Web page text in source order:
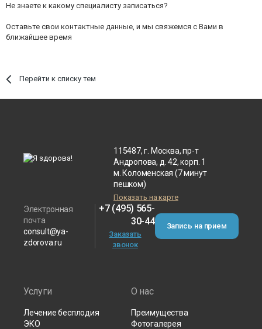
Не знаете к какому специалисту записаться?
Оставьте свои контактные данные, и мы свяжемся с Вами в
ближайшее время
Перейти к списку тем
115487, г. Москва, пр-т
Андропова, д. 42, корп. 1
м. Коломенская (7 минут
пешком)
Показать на карте
Электронная
почта
consult@ya-
zdorova.ru
+7 (495) 565-
30-44
Заказать
звонок
Запись на прием
Услуги
Лечение бесплодия
ЭКО
О нас
Преимущества
Фотогалерея